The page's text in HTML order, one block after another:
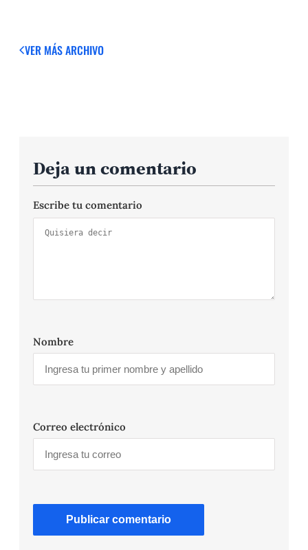
VER MÁSARCHIVO
Deja un comentario
Escribe tu comentario
Nombre
Correo electrónico